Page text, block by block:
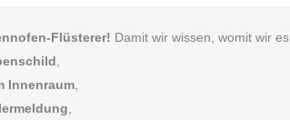
Damit wir wissen, womit wir
Innenraum